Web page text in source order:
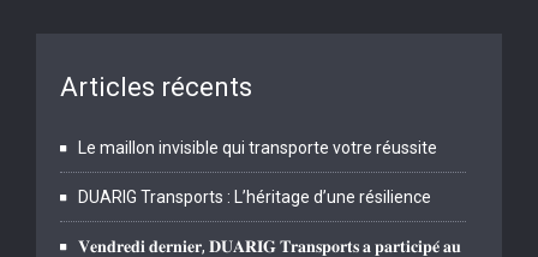
Articles récents
Le maillon invisible qui transporte votre réussite
DUARIG Transports : L’héritage d’une résilience
𝐕𝐞𝐧𝐝𝐫𝐞𝐝𝐢 𝐝𝐞𝐫𝐧𝐢𝐞𝐫, 𝐃𝐔𝐀𝐑𝐈𝐆 𝐓𝐫𝐚𝐧𝐬𝐩𝐨𝐫𝐭𝐬 𝐚 𝐩𝐚𝐫𝐭𝐢𝐜𝐢𝐩𝐞́ 𝐚𝐮